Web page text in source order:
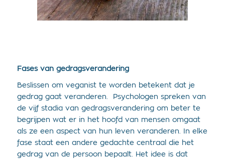
Fases van gedragsverandering
Beslissen om veganist te worden betekent dat je
gedrag gaat veranderen. Psychologen spreken van
de vijf stadia van gedragsverandering om beter te
begrijpen wat er in het hoofd van mensen omgaat
als ze een aspect van hun leven veranderen. In elke
fase staat een andere gedachte centraal die het
gedrag van de persoon bepaalt. Het idee is dat